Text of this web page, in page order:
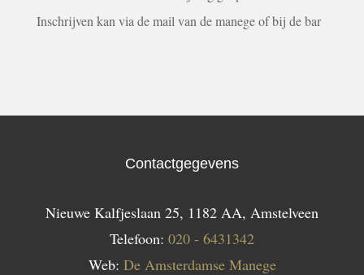
Inschrijven kan via de mail van de manege of bij de bar
Contactgegevens
Nieuwe Kalfjeslaan 25, 1182 AA, Amstelveen
Telefoon: 020 - 6431342
Web: De Amsterdamse Manege